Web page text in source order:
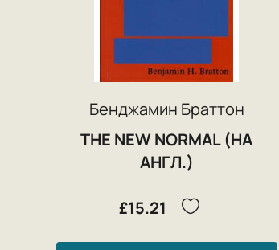
Бенджамин Браттон
THE NEW NORMAL (НА
АНГЛ.)
£15.21